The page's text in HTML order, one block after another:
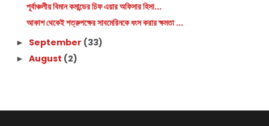
পূর্বাঞ্চলীয় বিমান কমান্ডের চিফ এয়ার অফিসার হিসা...
আকাশ থেকেই শত্রুপক্ষের সাবমেরিনকে ধংস করার ক্ষমতা ...
► September (33)
► August (2)